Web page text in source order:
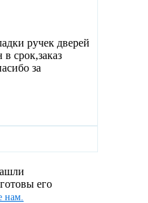
ручек дверей
срок,заказ
за
его
нам.